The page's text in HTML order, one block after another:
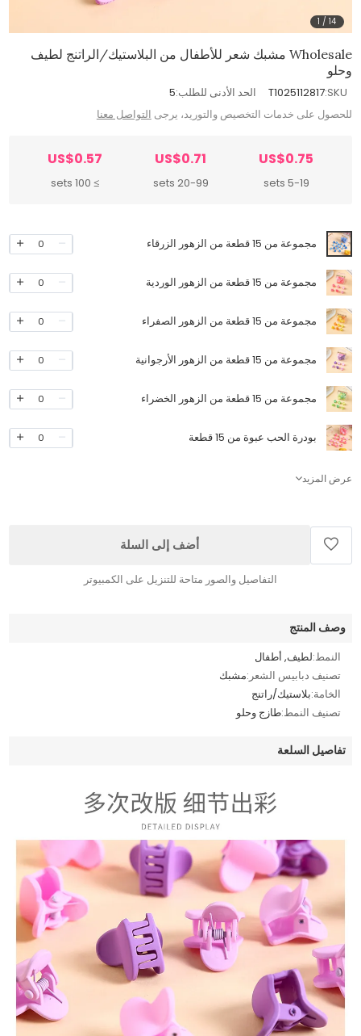
1 /14
Wholesale مشبك شعر للأطفال من البلاستيك/الراتنج لطيف
وحلو
SKU:
T1025112817 الحد الأدنى للطلب:5
للحصول على خدمات التخصيص والتوريد، يرجى التواصل معنا
US$0.75
5-19 sets
US$0.71
20-99 sets
US$0.57
≥ 100 sets
مجموعة من 15 قطعة من الزهور الزرقاء 0
مجموعة من 15 قطعة من الزهور الوردية 0
مجموعة من 15 قطعة من الزهور الصفراء 0
مجموعة من 15 قطعة من الزهور الأرجوانية 0
مجموعة من 15 قطعة من الزهور الخضراء 0
بودرة الحب عبوة من 15 قطعة 0
عرض المزيد
أضف إلى السلة
التفاصيل والصور متاحة للتنزيل على الكمبيوتر
وصف المنتج
النمط:لطيف, أطفال
تصنيف دبابيس الشعر:مشبك
الخامة:بلاستيك/راتنج
تصنيف النمط:طازج وحلو
تفاصيل السلعة